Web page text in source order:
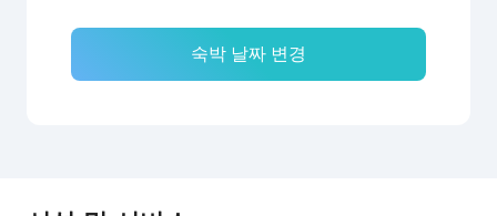
숙박 날짜 변경